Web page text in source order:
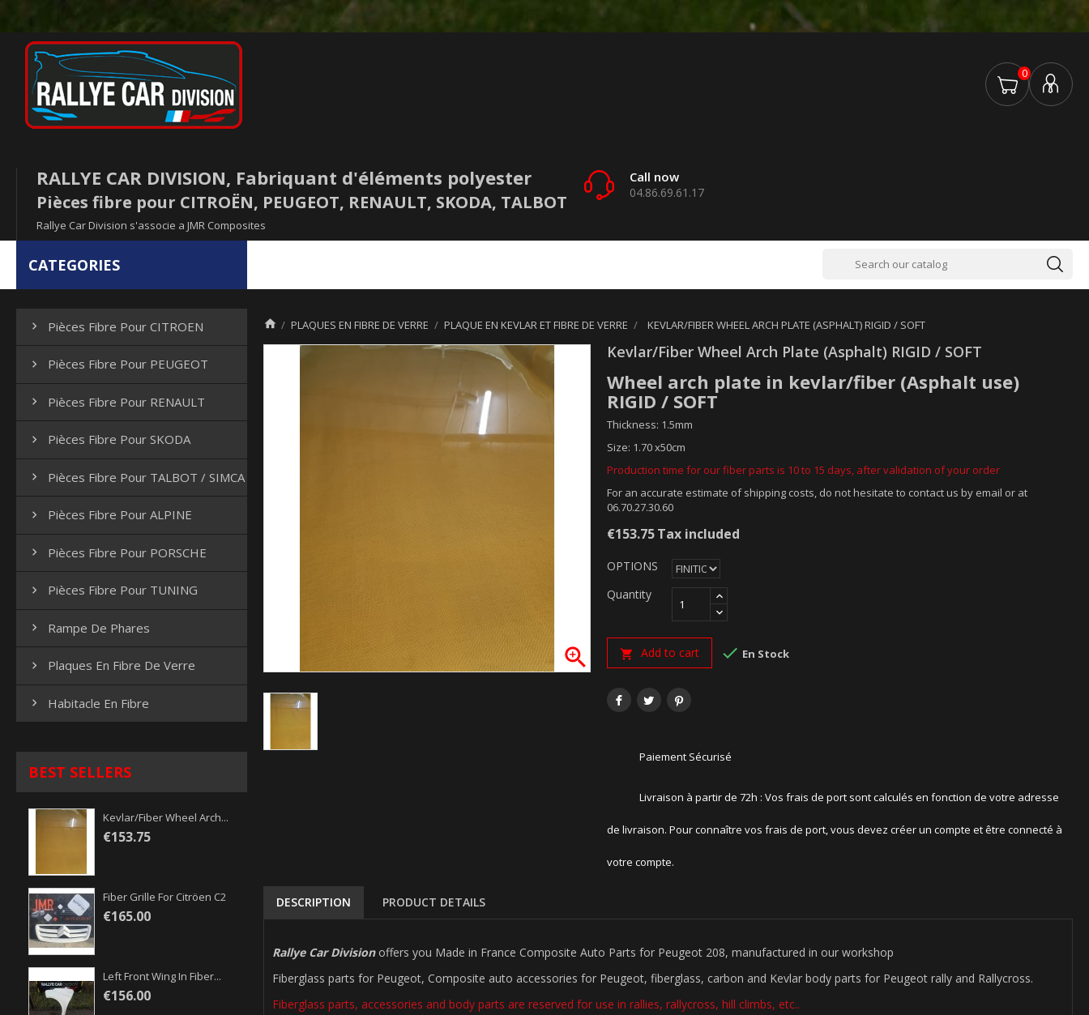
RALLYE CAR DIVISION, Fabriquant d'éléments polyester
Pièces fibre pour CITROËN, PEUGEOT, RENAULT, SKODA, TALBOT
Rallye Car Division s'associe a JMR Composites
Call now
04.86.69.61.17
0
CATEGORIES
 Pièces Fibre Pour CITROEN
 Pièces Fibre Pour PEUGEOT
 Pièces Fibre Pour RENAULT
 Pièces Fibre Pour SKODA
 Pièces Fibre Pour TALBOT / SIMCA
 Pièces Fibre Pour ALPINE
 Pièces Fibre Pour PORSCHE
 Pièces Fibre Pour TUNING
 Rampe De Phares
 Plaques En Fibre De Verre
 Habitacle En Fibre
BEST SELLERS
Kevlar/fiber Wheel Arch...
€153.75
Fiber Grille For Citröen C2
€165.00
Left Front Wing In Fiber...
€156.00
 PLAQUES EN FIBRE DE VERRE PLAQUE EN KEVLAR ET FIBRE DE VERRE KEVLAR/FIBER WHEEL ARCH PLATE (ASPHALT) RIGID / SOFT

Kevlar/fiber Wheel Arch Plate (Asphalt) RIGID / SOFT
Wheel arch plate in kevlar/fiber (Asphalt use)
RIGID / SOFT
Thickness: 1.5mm
Size: 1.70 x50cm
Production time for our fiber parts is 10 to 15 days, after validation of your order
For an accurate estimate of shipping costs, do not hesitate to contact us by email or at
06.70.27.30.60
€153.75Tax included
OPTIONS
Quantity
 Add to cart  En Stock
Paiement Sécurisé
Livraison à partir de 72h : Vos frais de port sont calculés en fonction de votre adresse
de livraison. Pour connaître vos frais de port, vous devez créer un compte et être connecté à
votre compte.
DESCRIPTION PRODUCT DETAILS
Rallye Car Division offers you Made in France Composite Auto Parts for Peugeot 208, manufactured in our workshop
Fiberglass parts for Peugeot, Composite auto accessories for Peugeot, fiberglass, carbon and Kevlar body parts for Peugeot rally and Rallycross.
Fiberglass parts, accessories and body parts are reserved for use in rallies, rallycross, hill climbs, etc..